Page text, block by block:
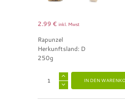
2.99 € inkl. Mwst
Rapunzel
Herkunftsland: D
250g
IN DEN